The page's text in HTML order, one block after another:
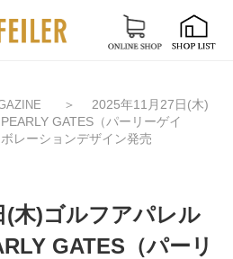
＞
2025年11月27日(木)
GATES（パーリーゲイ
レーションデザイン発売
(木)ゴルフアパレル
GATES（パーリ